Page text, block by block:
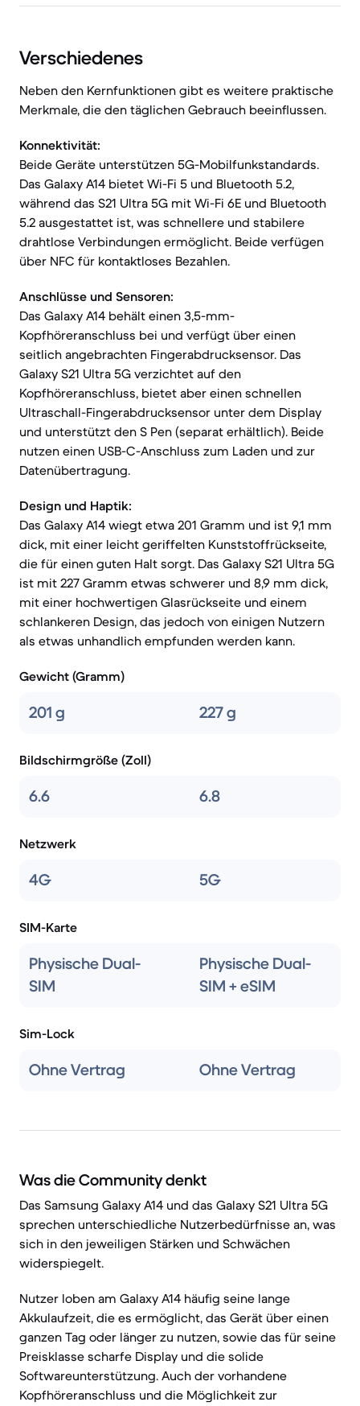
Verschiedenes
Neben den Kernfunktionen gibt es weitere praktische
Merkmale, die den täglichen Gebrauch beeinflussen.
Konnektivität:
Beide Geräte unterstützen 5G-Mobilfunkstandards.
Das Galaxy A14 bietet Wi-Fi 5 und Bluetooth 5.2,
während das S21 Ultra 5G mit Wi-Fi 6E und Bluetooth
5.2 ausgestattet ist, was schnellere und stabilere
drahtlose Verbindungen ermöglicht. Beide verfügen
über NFC für kontaktloses Bezahlen.
Anschlüsse und Sensoren:
Das Galaxy A14 behält einen 3,5-mm-
Kopfhöreranschluss bei und verfügt über einen
seitlich angebrachten Fingerabdrucksensor. Das
Galaxy S21 Ultra 5G verzichtet auf den
Kopfhöreranschluss, bietet aber einen schnellen
Ultraschall-Fingerabdrucksensor unter dem Display
und unterstützt den S Pen (separat erhältlich). Beide
nutzen einen USB-C-Anschluss zum Laden und zur
Datenübertragung.
Design und Haptik:
Das Galaxy A14 wiegt etwa 201 Gramm und ist 9,1 mm
dick, mit einer leicht geriffelten Kunststoffrückseite,
die für einen guten Halt sorgt. Das Galaxy S21 Ultra 5G
ist mit 227 Gramm etwas schwerer und 8,9 mm dick,
mit einer hochwertigen Glasrückseite und einem
schlankeren Design, das jedoch von einigen Nutzern
als etwas unhandlich empfunden werden kann.
Gewicht (Gramm)
201 g 227 g
Bildschirmgröße (Zoll)
6.6 6.8
Netzwerk
4G 5G
SIM-Karte
Physische Dual-
SIM
Physische Dual-
SIM + eSIM
Sim-Lock
Ohne Vertrag Ohne Vertrag
Was die Community denkt
Das Samsung Galaxy A14 und das Galaxy S21 Ultra 5G
sprechen unterschiedliche Nutzerbedürfnisse an, was
sich in den jeweiligen Stärken und Schwächen
widerspiegelt.
Nutzer loben am Galaxy A14 häufig seine lange
Akkulaufzeit, die es ermöglicht, das Gerät über einen
ganzen Tag oder länger zu nutzen, sowie das für seine
Preisklasse scharfe Display und die solide
Softwareunterstützung. Auch der vorhandene
Kopfhöreranschluss und die Möglichkeit zur